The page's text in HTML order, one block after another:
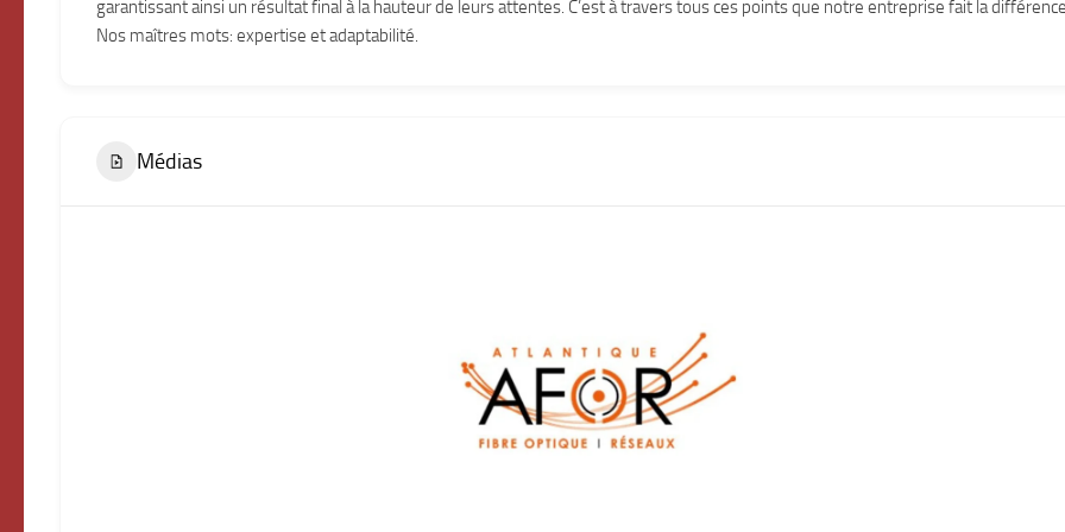
garantissant ainsi un résultat final à la hauteur de leurs attentes. C’est à travers tous ces points que notre entreprise fait la
Nos maîtres mots: expertise et adaptabilité.
Médias